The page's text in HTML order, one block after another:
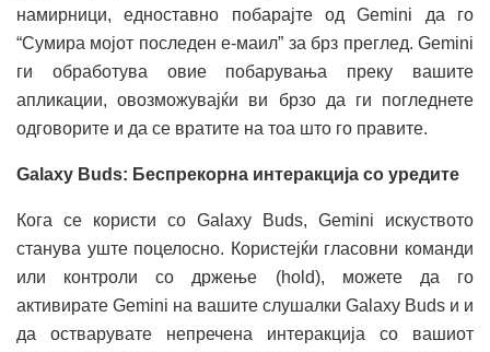
намирници, едноставно побарајте од Gemini да го
“Сумира мојот последен е-маил” за брз преглед. Gemini
ги обработува овие побарувања преку вашите
апликации, овозможувајќи ви брзо да ги погледнете
одговорите и да се вратите на тоа што го правите.
Galaxy Buds: Беспрекорна интеракција со уредите
Кога се користи со Galaxy Buds, Gemini искуството
станува уште поцелосно. Користејќи гласовни команди
или контроли со држење (hold), можете да го
активирате Gemini на вашите слушалки Galaxy Buds и и
да остварувате непречена интеракција со вашиот